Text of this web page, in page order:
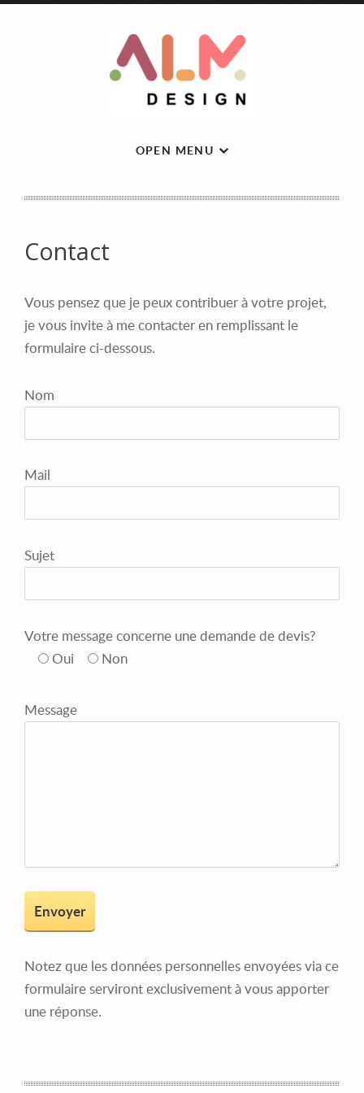
OPEN MENU
Contact
Vous pensez que je peux contribuer à votre projet,
je vous invite à me contacter en remplissant le
formulaire ci-dessous.
Nom
Mail
Sujet
Votre message concerne une demande de devis?
Oui
Non
Message
Notez que les données personnelles envoyées via ce
formulaire serviront exclusivement à vous apporter
une réponse.